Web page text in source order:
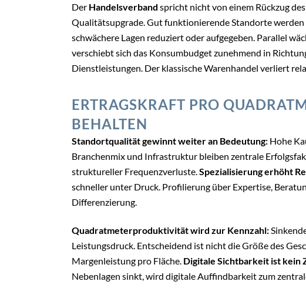
Der Handelsverband spricht nicht von einem Rückzug
Qualitätsupgrade. Gut funktionierende Standorte
schwächere Lagen reduziert oder aufgegeben. Parallel
verschiebt sich das Konsumbudget zunehmend in
Dienstleistungen. Der klassische Warenhandel verliert
ERTRAGSKRAFT PRO
BEHALTEN
Standortqualität gewinnt weiter an Bedeutung: Hohe
Branchenmix und Infrastruktur bleiben zentrale
struktureller Frequenzverluste. Spezialisierung erhöht
schneller unter Druck. Profilierung über Expertise,
Differenzierung.
Quadratmeterproduktivität wird zur Kennzahl:
Leistungsdruck. Entscheidend ist nicht die Größe des
Margenleistung pro Fläche. Digitale Sichtbarkeit ist kein
Nebenlagen sinkt, wird digitale Auffindbarkeit zum